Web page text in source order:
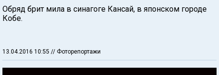
Обряд брит мила в синагоге Кансай, в японском городе
Кобе.
13.04.2016 10:55 // Фоторепортажи